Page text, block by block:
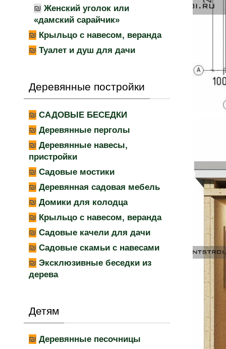
Женский уголок или
«дамский сарайчик»
Крыльцо с навесом, веранда
Туалет и душ для дачи
Деревянные постройки
САДОВЫЕ БЕСЕДКИ
Деревянные перголы
Деревянные навесы,
пристройки
Садовые мостики
Деревянная садовая мебель
Домики для колодца
Крыльцо с навесом, веранда
Садовые качели для дачи
Садовые скамьи с навесами
Эксклюзивные беседки из
дерева
Детям
Деревянные песочницы